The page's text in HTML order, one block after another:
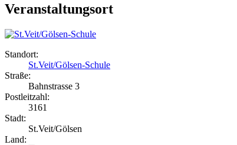
Veranstaltungsort
Standort:
St.Veit/Gölsen-Schule
Straße:
Bahnstrasse 3
Postleitzahl:
3161
Stadt:
St.Veit/Gölsen
Land: